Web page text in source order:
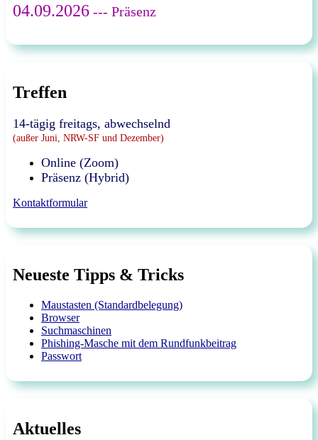
04.09.2026 --- Präsenz
Treffen
14-tägig freitags, abwechselnd
(außer Juni, NRW-SF und Dezember)
Online (Zoom)
Präsenz (Hybrid)
Kontaktformular
Neueste Tipps & Tricks
Maustasten (Standardbelegung)
Browser
Suchmaschinen
Phishing-Masche mit dem Rundfunkbeitrag
Passwort
Aktuelles